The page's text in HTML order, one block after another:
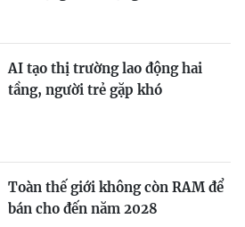
AI tạo thị trường lao động hai
tầng, người trẻ gặp khó
Toàn thế giới không còn RAM để
bán cho đến năm 2028